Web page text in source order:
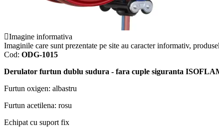
Imagine informativa
Imaginile care sunt prezentate pe site au caracter informativ,
Cod: ODG-1015
Derulator furtun dublu sudura - fara cuple siguranta
Furtun oxigen: albastru
Furtun acetilena: rosu
Echipat cu suport fix